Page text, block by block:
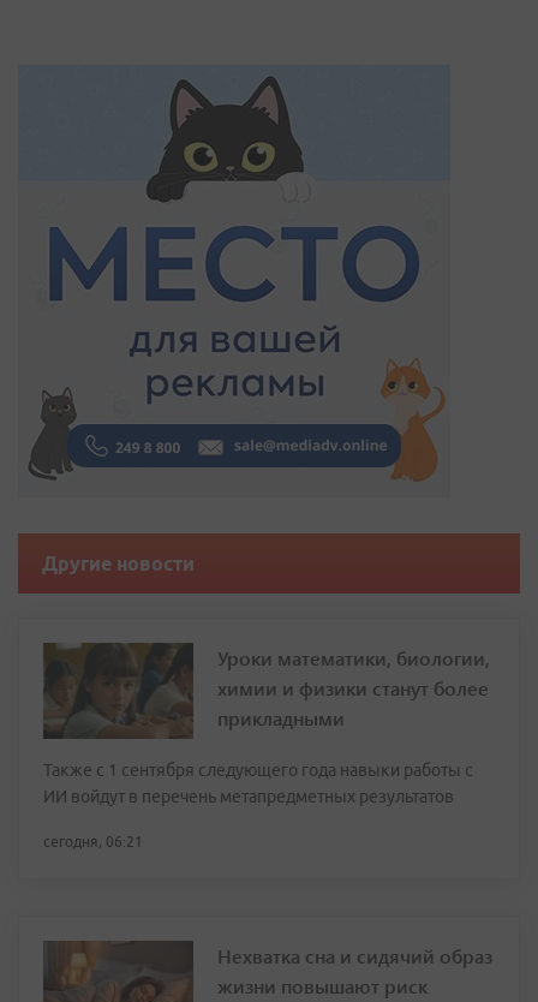
Другие новости
Уроки математики, биологии,
химии и физики станут более
прикладными
Также с 1 сентября следующего года навыки работы с
ИИ войдут в перечень метапредметных результатов
сегодня, 06:21
Нехватка сна и сидячий образ
жизни повышают риск